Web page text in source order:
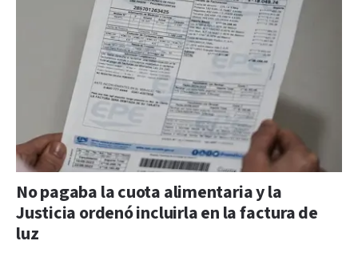
No pagaba la cuota alimentaria y la
Justicia ordenó incluirla en la factura de
luz